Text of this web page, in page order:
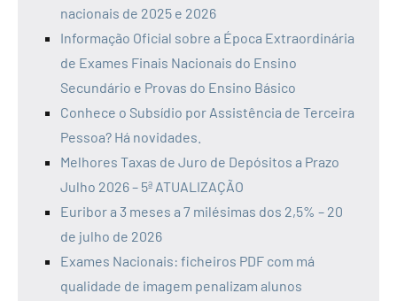
nacionais de 2025 e 2026
Informação Oficial sobre a Época Extraordinária
de Exames Finais Nacionais do Ensino
Secundário e Provas do Ensino Básico
Conhece o Subsídio por Assistência de Terceira
Pessoa? Há novidades.
Melhores Taxas de Juro de Depósitos a Prazo
Julho 2026 – 5ª ATUALIZAÇÃO
Euribor a 3 meses a 7 milésimas dos 2,5% – 20
de julho de 2026
Exames Nacionais: ficheiros PDF com má
qualidade de imagem penalizam alunos